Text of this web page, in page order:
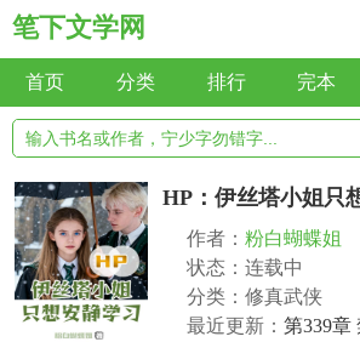
笔下文学网
首页 分类 排行 完本
HP：伊丝塔小姐只
作者： 粉白蝴蝶姐
状态：连载中
分类：修真武侠
最近更新： 第339章